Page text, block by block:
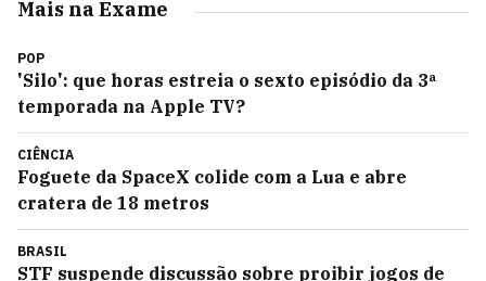
Mais na Exame
POP
'Silo': que horas estreia o sexto episódio da 3ª
temporada na Apple TV?
CIÊNCIA
Foguete da SpaceX colide com a Lua e abre
cratera de 18 metros
BRASIL
STF suspende discussão sobre proibir jogos de